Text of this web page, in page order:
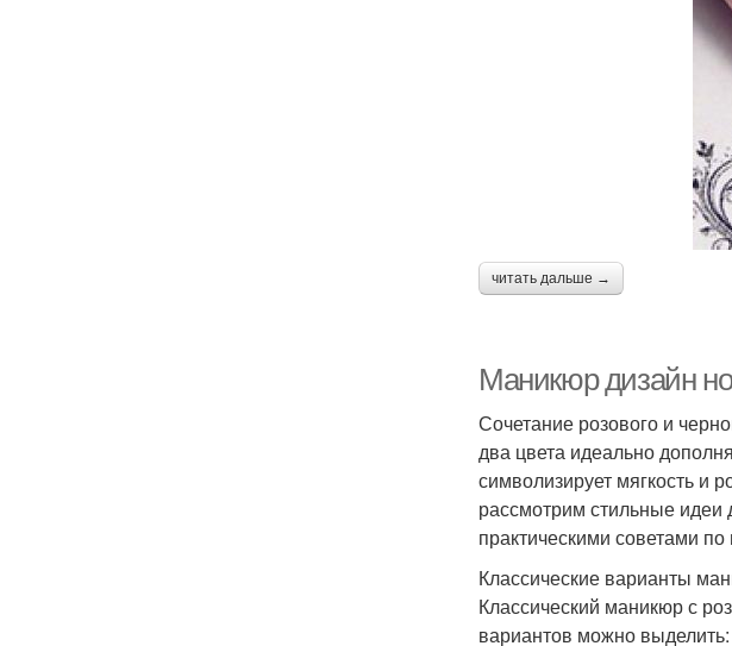
читать дальше →
Маникюр дизайн
Сочетание розового и
два цвета идеально
символизирует мягкость и
рассмотрим стильные идеи
практическими советами
Классические варианты
Классический маникюр с
вариантов можно выделить: